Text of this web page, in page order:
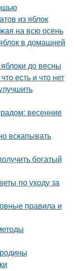
из яблок
на всю осень
в домашней
до весны
есть и что нет
весенние
вскапывать
богатый
по уходу за
правила и